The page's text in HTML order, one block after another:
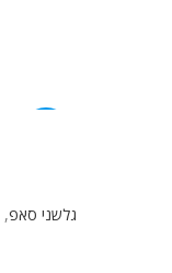
גלשני סאפ,